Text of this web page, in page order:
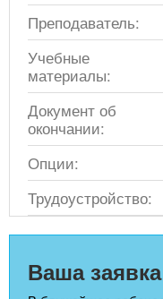
Преподаватель:
Учебные
материалы:
Документ об
окончании:
Опции:
Трудоустройство:
Ваша заявка